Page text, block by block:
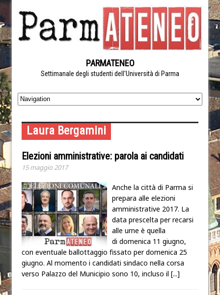
PARMATENEO
Settimanale degli studenti dell'Università di Parma
Laura Bergamini
Elezioni amministrative: parola ai candidati
15 maggio 2017
Anche la città di Parma si
prepara alle elezioni
amministrative 2017. La
data prescelta per recarsi
alle urne è quella
di domenica 11 giugno,
con eventuale ballottaggio fissato per domenica 25
giugno. Al momento i candidati sindaco nella corsa
verso Palazzo del Municipio sono 10, incluso il [...]